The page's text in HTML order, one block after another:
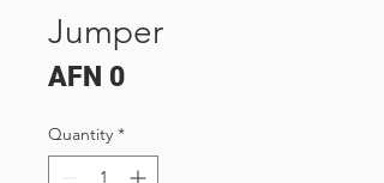
Jumper
AFN 0Price
Quantity *